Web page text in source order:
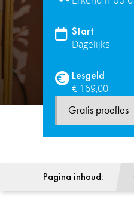
Start
Dagelijks
Lesgeld
€ 169,00
Gratis proefles
Pagina inhoud: